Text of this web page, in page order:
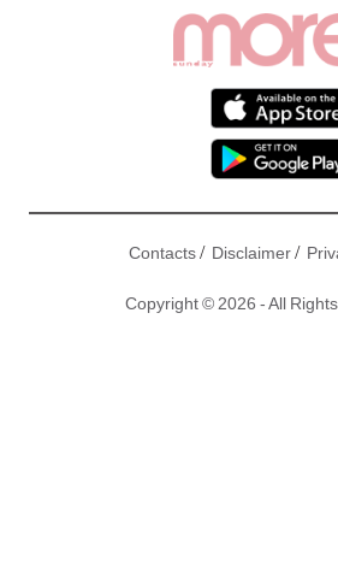
Contacts/ Disclaimer/
Copyright © 2026 - All